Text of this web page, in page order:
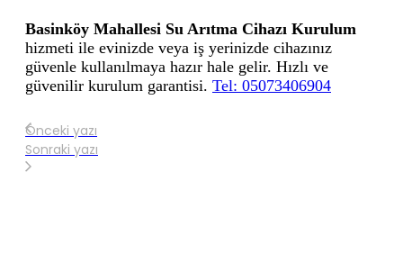
Basinköy Mahallesi Su Arıtma Cihazı Kurulum
hizmeti ile evinizde veya iş yerinizde cihazınız
güvenle kullanılmaya hazır hale gelir. Hızlı ve
güvenilir kurulum garantisi. Tel: 05073406904
Önceki yazı
Sonraki yazı